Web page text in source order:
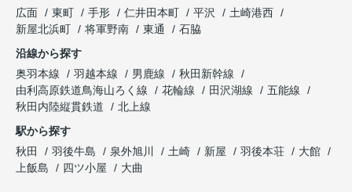
広面
東町 手形 仁井田本町 平沢
土崎港西
新屋北浜町
将軍野南 東通
石脇
沿線から探す
奥羽本線
羽越本線 男鹿線
秋田新幹線
由利高原鉄道鳥海山ろく線
花輪線 田沢湖線
五能線
秋田内陸縦貫鉄道
北上線
駅から探す
秋田
羽後牛島 泉外旭川 土崎 新屋 羽後本荘
大館
上飯島
四ツ小屋 大曲